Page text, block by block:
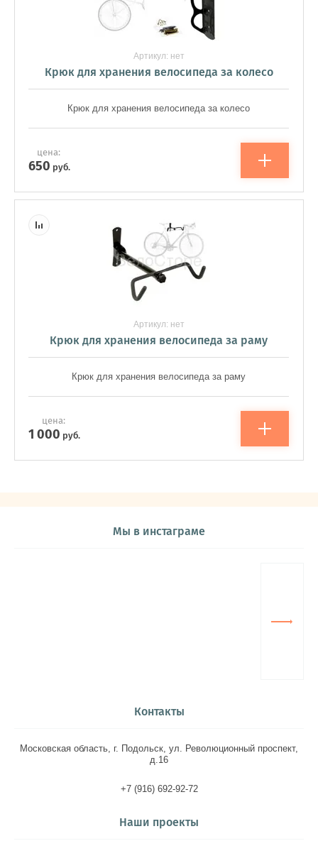
Артикул: нет
Крюк для хранения велосипеда за колесо
Крюк для хранения велосипеда за колесо
цена:
650 руб.
Артикул: нет
Крюк для хранения велосипеда за раму
Крюк для хранения велосипеда за раму
цена:
1 000 руб.
Мы в инстаграме
Контакты
Московская область, г. Подольск, ул. Революционный проспект,
д.16
+7 (916) 692-92-72
Наши проекты